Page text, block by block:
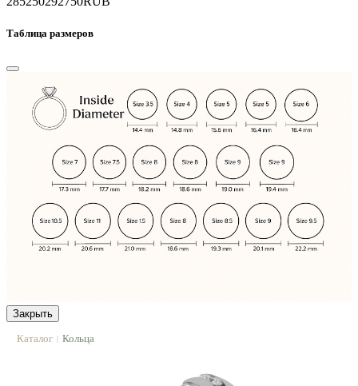
Таблица размеров
Закрыть
Каталог | Кольца